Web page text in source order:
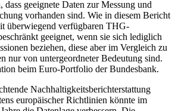
geeignete Daten zur Messung und
vorhanden sind. Wie in diesem Bericht
überwiegend verfügbaren THG-
geeignet, wenn sie sich lediglich
beziehen, diese aber im Vergleich zu
nur von untergeordneter Bedeutung sind.
beim Euro-Portfolio der Bundesbank.
Nachhaltigkeitsberichterstattung
europäischer Richtlinien könnte im